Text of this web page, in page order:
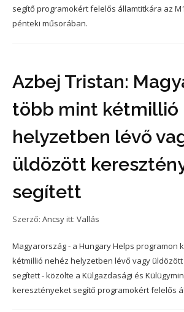
segítő programokért felelős államtitkára az
pénteki műsorában.
Azbej Tristan:
több mint kétmillió
helyzetben lévő
üldözött
segített
Szerző: Ancsy itt: Vallás
Magyarország - a Hungary Helps programon
kétmillió nehéz helyzetben lévő vagy
segített - közölte a Külgazdasági és
keresztényeket segítő programokért felelős